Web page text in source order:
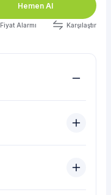
Hemen Al
Fiyat Alarmı
Karşılaştır